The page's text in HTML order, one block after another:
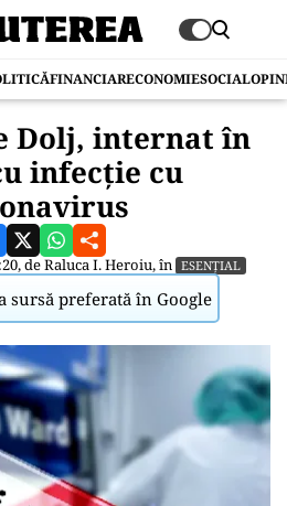
FINANCIARECONOMIESOCIAL
Dolj, internat în
infecție cu
deRaluca I. Heroiu, în ESENȚIAL
sursă preferată în Google